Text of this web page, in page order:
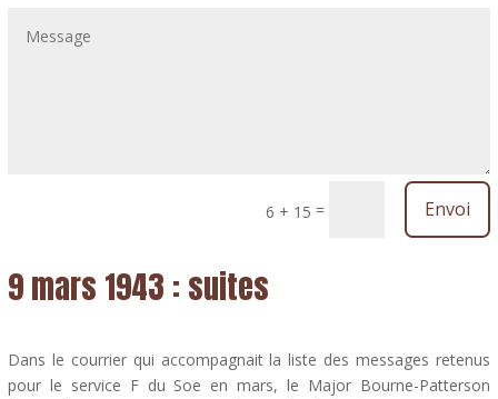
6 + 15 = Envoi
9 mars 1943 : suites
Dans le courrier qui accompagnait la liste des messages retenus
pour le service F du Soe en mars, le Major Bourne-Patterson